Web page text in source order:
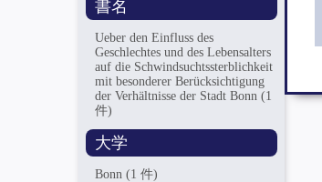
書名
Ueber den Einfluss des
Geschlechtes und des Lebensalters
auf die Schwindsuchtssterblichkeit
mit besonderer Berücksichtigung
der Verhältnisse der Stadt Bonn(1
件)
大学
Bonn(1 件)